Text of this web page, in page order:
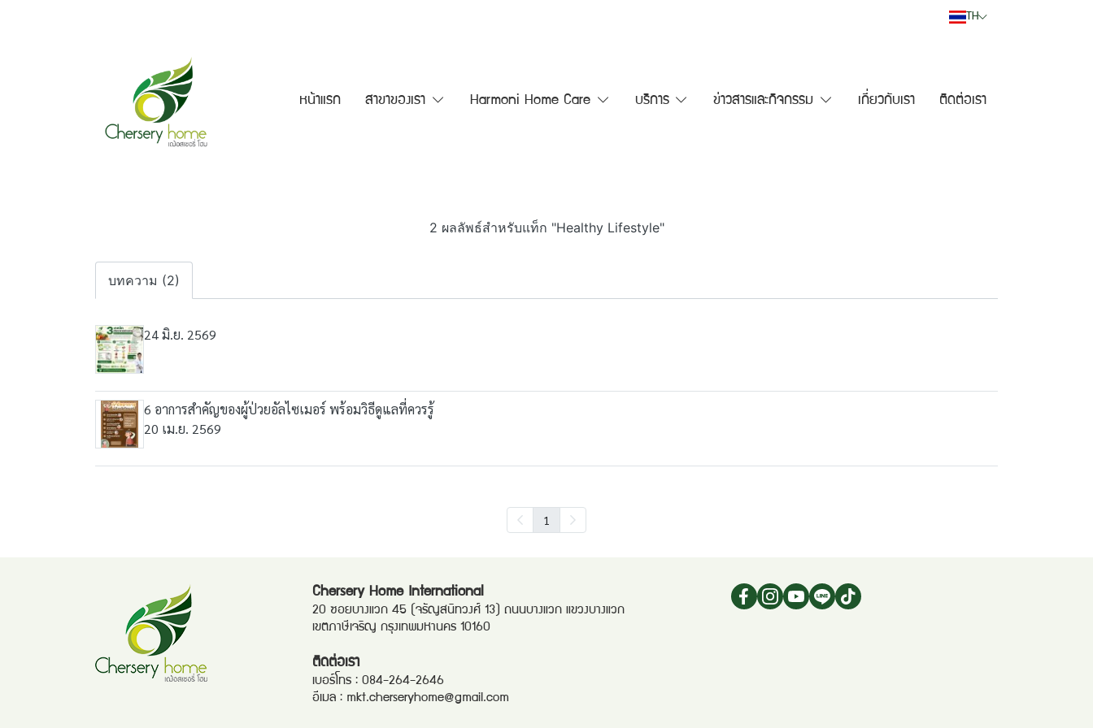
TH
หน้าแรก สาขาของเรา Harmoni Home Care บริการ ข่าวสารและกิจกรรม เกี่ยวกับเรา ติดต่อเรา
2 ผลลัพธ์สำหรับแท็ก "Healthy Lifestyle"
บทความ (2)
24 มิ.ย. 2569
6 อาการสำคัญของผู้ป่วยอัลไซเมอร์ พร้อมวิธีดูแลที่ควรรู้
20 เม.ย. 2569
1
Chersery Home International
20 ซอยบางแวก 45 (จรัญสนิทวงศ์ 13) ถนนบางแวก แขวงบางแวก
เขตภาษีเจริญ กรุงเทพมหานคร 10160
ติดต่อเรา
เบอร์โทร : 084-264-2646
อีเมล : mkt.cherseryhome@gmail.com